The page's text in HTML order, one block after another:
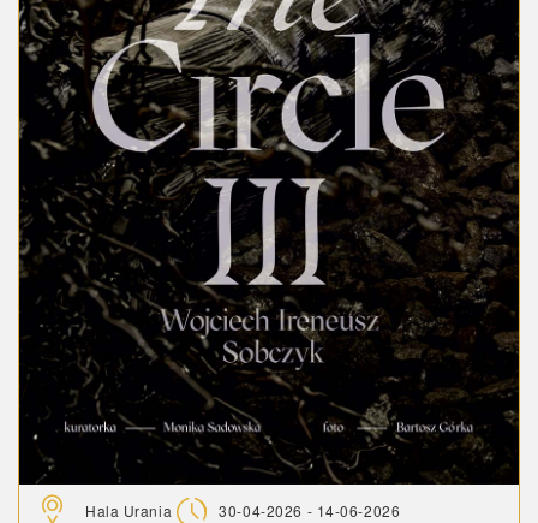
Hala Urania 30-04-2026 - 14-06-2026